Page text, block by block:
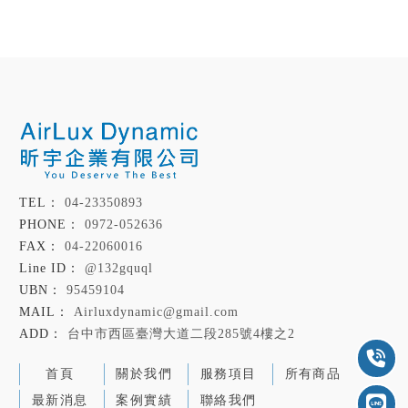
@132gquql
04-23350893
0972-052636
04-22060016
95459104
Airluxdynamic@gmail.com
台中市西區臺灣大道二段285號4樓之2
首頁 關於我們 服務項目
所有商品
最新消息
案例實績 聯絡我們